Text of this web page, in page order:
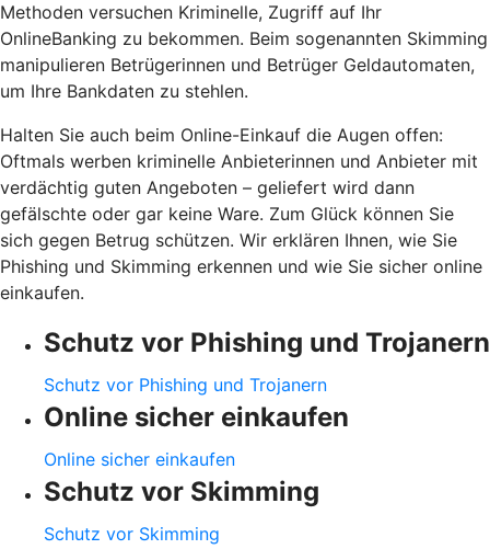
Methoden versuchen Kriminelle, Zugriff auf Ihr
OnlineBanking zu bekommen. Beim sogenannten Skimming
manipulieren Betrügerinnen und Betrüger Geldautomaten,
um Ihre Bankdaten zu stehlen.
Halten Sie auch beim Online-Einkauf die Augen offen:
Oftmals werben kriminelle Anbieterinnen und Anbieter mit
verdächtig guten Angeboten – geliefert wird dann
gefälschte oder gar keine Ware. Zum Glück können Sie
sich gegen Betrug schützen. Wir erklären Ihnen, wie Sie
Phishing und Skimming erkennen und wie Sie sicher online
einkaufen.
Schutz vor Phishing und Trojanern
Schutz vor Phishing und Trojanern
Online sicher einkaufen
Online sicher einkaufen
Schutz vor Skimming
Schutz vor Skimming